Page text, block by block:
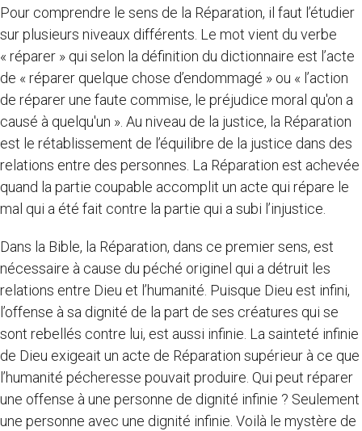
Pour comprendre le sens de la Réparation, il faut l’étudier
sur plusieurs niveaux différents. Le mot vient du verbe
« réparer » qui selon la définition du dictionnaire est l’acte
de « réparer quelque chose d’endommagé » ou « l’action
de réparer une faute commise, le préjudice moral qu'on a
causé à quelqu'un ». Au niveau de la justice, la Réparation
est le rétablissement de l’équilibre de la justice dans des
relations entre des personnes. La Réparation est achevée
quand la partie coupable accomplit un acte qui répare le
mal qui a été fait contre la partie qui a subi l’injustice.
Dans la Bible, la Réparation, dans ce premier sens, est
nécessaire à cause du péché originel qui a détruit les
relations entre Dieu et l’humanité. Puisque Dieu est infini,
l’offense à sa dignité de la part de ses créatures qui se
sont rebellés contre lui, est aussi infinie. La sainteté infinie
de Dieu exigeait un acte de Réparation supérieur à ce que
l’humanité pécheresse pouvait produire. Qui peut réparer
une offense à une personne de dignité infinie ? Seulement
une personne avec une dignité infinie. Voilà le mystère de